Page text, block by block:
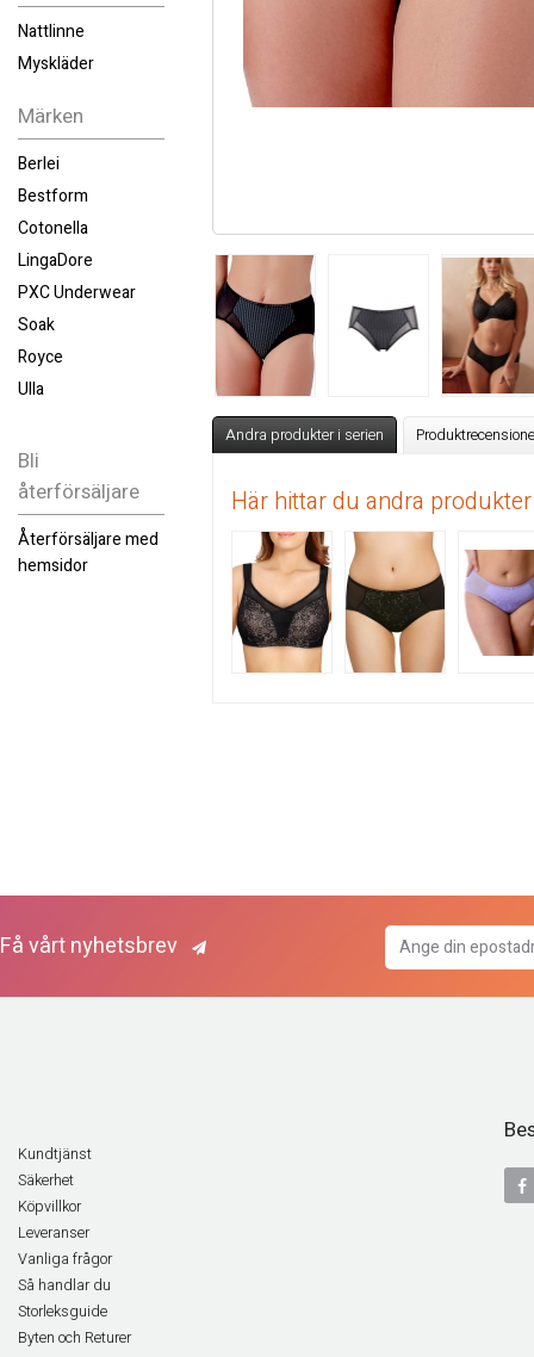
Nattlinne
Myskläder
Märken
Berlei
Bestform
Cotonella
LingaDore
PXC Underwear
Soak
Royce
Ulla
Bli
återförsäljare
Återförsäljare med
hemsidor
Andra produkter i serien
Här hittar du andra
Få vårt nyhetsbrev
Kundtjänst
Säkerhet
Köpvillkor
Leveranser
Vanliga frågor
Så handlar du
Storleksguide
Byten och Returer